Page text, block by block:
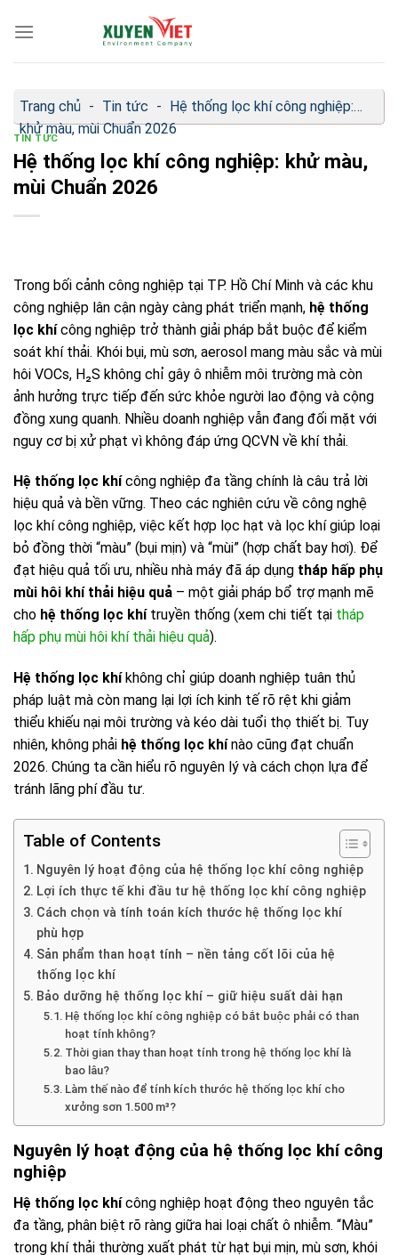
qua
Trang chủ - Tin tức - Hệ thống lọc khí công nghiệp:
khử màu, mùi Chuẩn 2026
TIN TỨC
Hệ thống lọc khí công nghiệp: khử màu,
mùi Chuẩn 2026
Trong bối cảnh công nghiệp tại TP. Hồ Chí Minh và các khu
công nghiệp lân cận ngày càng phát triển mạnh, hệ thống
lọc khícông nghiệp trở thành giải pháp bắt buộc để kiểm
soát khí thải. Khói bụi, mù sơn, aerosol mang màu sắc và mùi
hôi VOCs, H₂S không chỉ gây ô nhiễm môi trường mà còn
ảnh hưởng trực tiếp đến sức khỏe người lao động và cộng
đồng xung quanh. Nhiều doanh nghiệp vẫn đang đối mặt với
nguy cơ bị xử phạt vì không đáp ứng QCVN về khí thải.
Hệ thống lọc khícông nghiệp đa tầng chính là câu trả lời
hiệu quả và bền vững. Theo các nghiên cứu về công nghệ
lọc khí công nghiệp, việc kết hợp lọc hạt và lọc khí giúp loại
bỏ đồng thời “màu” (bụi mịn) và “mùi” (hợp chất bay hơi). Để
đạt hiệu quả tối ưu, nhiều nhà máy đã áp dụng tháp hấp phụ
mùi hôi khí thải hiệu quả – một giải pháp bổ trợ mạnh mẽ
cho hệ thống lọc khítruyền thống (xem chi tiết tại tháp
hấp phụ mùi hôi khí thải hiệu quả).
Hệ thống lọc khíkhông chỉ giúp doanh nghiệp tuân thủ
pháp luật mà còn mang lại lợi ích kinh tế rõ rệt khi giảm
thiểu khiếu nại môi trường và kéo dài tuổi thọ thiết bị. Tuy
nhiên, không phải hệ thống lọc khínào cũng đạt chuẩn
2026. Chúng ta cần hiểu rõ nguyên lý và cách chọn lựa để
tránh lãng phí đầu tư.
Table of Contents
Nguyên lý hoạt động của hệ thống lọc khí công nghiệp
Lợi ích thực tế khi đầu tư hệ thống lọc khí công nghiệp
Cách chọn và tính toán kích thước hệ thống lọc khí
phù hợp
Sản phẩm than hoạt tính – nền tảng cốt lõi của hệ
thống lọc khí
Bảo dưỡng hệ thống lọc khí – giữ hiệu suất dài hạn
Hệ thống lọc khí công nghiệp có bắt buộc phải có than
hoạt tính không?
Thời gian thay than hoạt tính trong hệ thống lọc khí là
bao lâu?
Làm thế nào để tính kích thước hệ thống lọc khí cho
xưởng sơn 1.500 m³?
Nguyên lý hoạt động của hệ thống lọc khí công
nghiệp
Hệ thống lọc khícông nghiệp hoạt động theo nguyên tắc
đa tầng, phân biệt rõ ràng giữa hai loại chất ô nhiễm. “Màu”
trong khí thải thường xuất phát từ hạt bụi mịn, mù sơn, khói